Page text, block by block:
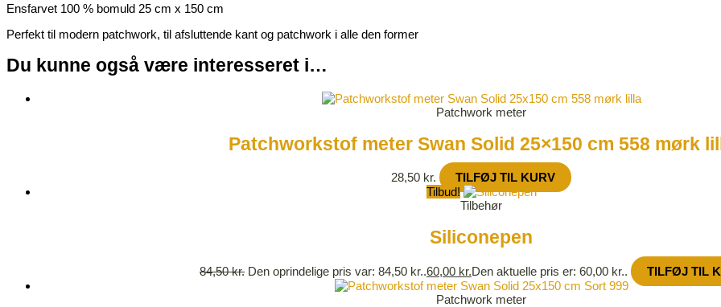
Ensfarvet 100 % bomuld 25 cm x 150 cm
Perfekt til modern patchwork, til afsluttende kant og patchwork i alle den former
Du kunne også være interesseret i…
Patchwork meter
Patchworkstof meter Swan Solid 25×150 cm 558 mørk
28,50 kr.
TILFØJ TIL KURV
Tilbud!
Tilbehør
Siliconepen
84,50kr. Den oprindelige pris var: 84,50 kr..60,00 kr.Den aktuelle pris er: 60,00 kr.. TILFØJ TIL
Patchwork meter